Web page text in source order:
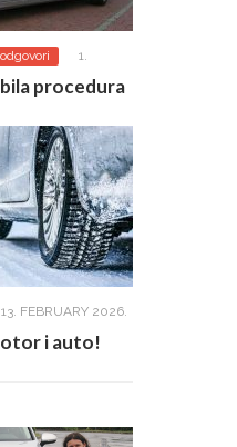
1.
procedura
13. FEBRUARY 2026.
i auto!